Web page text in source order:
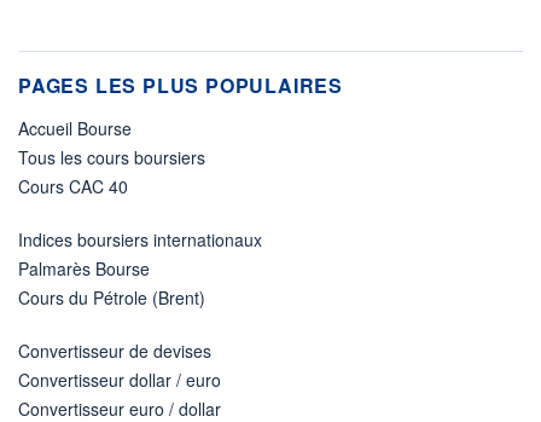
PAGES LES PLUS POPULAIRES
Accueil Bourse
Tous les cours boursiers
Cours CAC 40
Indices boursiers internationaux
Palmarès Bourse
Cours du Pétrole (Brent)
Convertisseur de devises
Convertisseur dollar / euro
Convertisseur euro / dollar